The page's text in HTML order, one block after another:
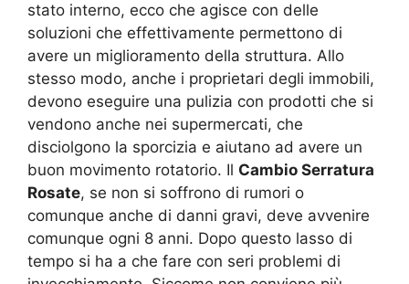
stato interno, ecco che agisce con delle
soluzioni che effettivamente permettono di
avere un miglioramento della struttura. Allo
stesso modo, anche i proprietari degli immobili,
devono eseguire una pulizia con prodotti che si
vendono anche nei supermercati, che
disciolgono la sporcizia e aiutano ad avere un
buon movimento rotatorio. Il Cambio Serratura
Rosate, se non si soffrono di rumori o
comunque anche di danni gravi, deve avvenire
comunque ogni 8 anni. Dopo questo lasso di
tempo si ha a che fare con seri problemi di